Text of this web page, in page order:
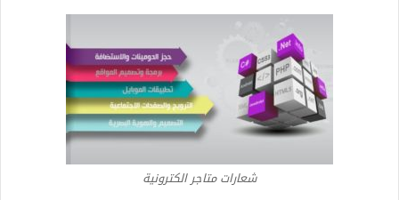
شعارات متاجر الكترونية